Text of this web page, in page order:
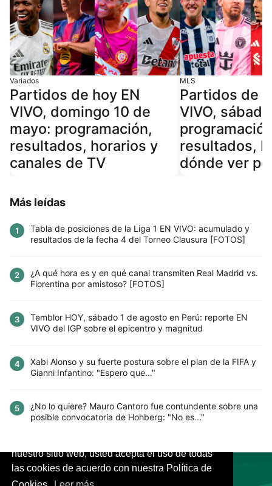
Este sitio utiliza cookies para mejorar la
nuestro sitio web, usted acepta el uso de todas
las cookies de acuerdo con nuestra Política de
Variados
Partidos de hoy EN
VIVO, domingo 10 de
mayo: programación,
resultados, horarios y
canales de TV
MLS
Partidos de
VIVO,
resultados,
dónde ver
Más leídas
1
Tabla de posiciones de la Liga 1 EN VIVO: acumulado y
resultados de la fecha 4 del Torneo Clausura [FOTOS]
2
¿A qué hora es y en qué canal transmiten Real Madrid vs.
Fiorentina por amistoso? [FOTOS]
3
Temblor HOY, sábado 1 de agosto en Perú: reporte EN
VIVO del IGP sobre el epicentro y magnitud
4
Xabi Alonso y su fuerte postura sobre el plan de la FIFA y
Gianni Infantino: "Espero que..."
5
¿No lo quiere? Mauro Cantoro fue contundente sobre una
posible convocatoria de Hohberg: "No es..."